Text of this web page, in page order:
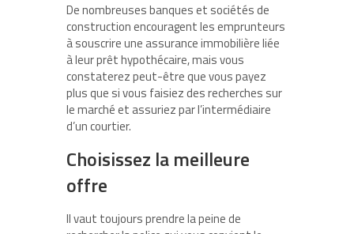
De nombreuses banques et sociétés de
construction encouragent les emprunteurs
à souscrire une assurance immobilière liée
à leur prêt hypothécaire, mais vous
constaterez peut-être que vous payez
plus que si vous faisiez des recherches sur
le marché et assuriez par l’intermédiaire
d’un courtier.
Choisissez la meilleure
offre
Il vaut toujours prendre la peine de